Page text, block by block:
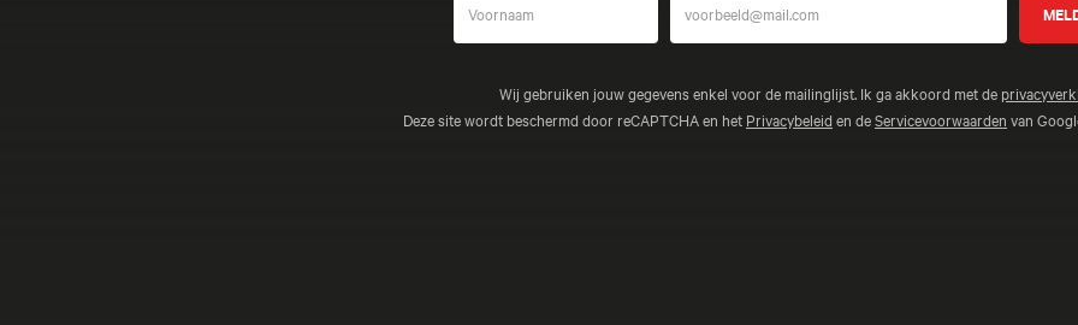
Wij gebruiken jouw gegevens enkel voor de mailinglijst. Ik ga akkoord met de
Deze site wordt beschermd door reCAPTCHA en het Privacybeleid en deServicevoorwaarden van